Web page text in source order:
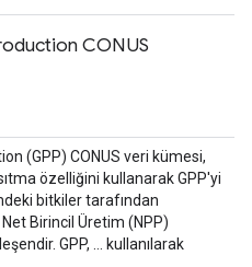
CONUS
(GPP) CONUS veri kümesi,
özelliğini kullanarak GPP'yi
bitkiler tarafından
Birincil Üretim (NPP)
GPP, … kullanılarak